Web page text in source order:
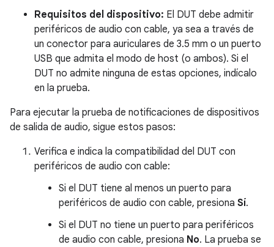
Requisitos del dispositivo: El DUT debe admitir
periféricos de audio con cable, ya sea a través de
un conector para auriculares de 3.5 mm o un puerto
USB que admita el modo de host (o ambos). Si el
DUT no admite ninguna de estas opciones, indícalo
en la prueba.
Para ejecutar la prueba de notificaciones de dispositivos
de salida de audio, sigue estos pasos:
Verifica e indica la compatibilidad del DUT con
periféricos de audio con cable:
Si el DUT tiene al menos un puerto para
periféricos de audio con cable, presiona Sí.
Si el DUT no tiene un puerto para periféricos
de audio con cable, presiona No. La prueba se